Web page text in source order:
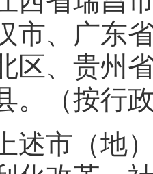
市、广东
区、贵州
。（按行
述市（地